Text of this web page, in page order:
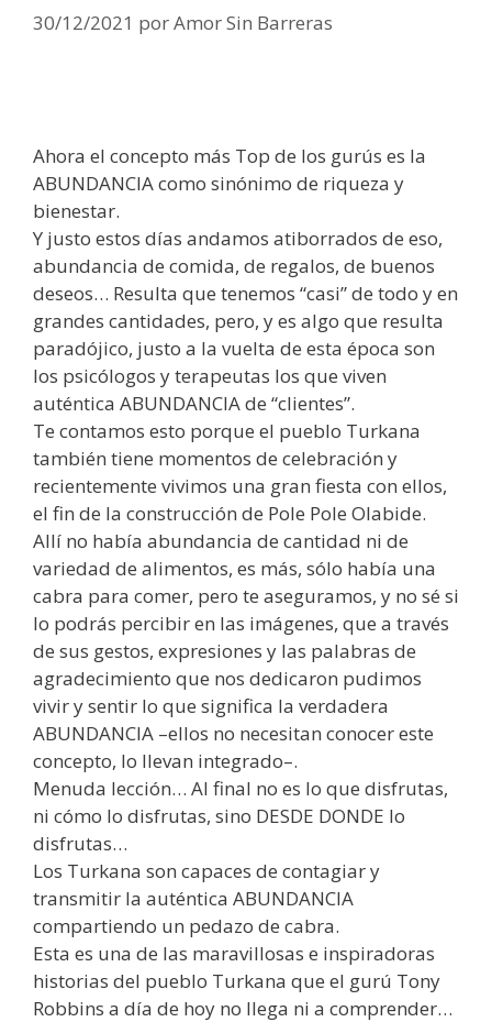
30/12/2021 porAmor Sin Barreras
Ahora el concepto más Top de los gurús es la
ABUNDANCIA como sinónimo de riqueza y
bienestar.
Y justo estos días andamos atiborrados de eso,
abundancia de comida, de regalos, de buenos
deseos… Resulta que tenemos “casi” de todo y en
grandes cantidades, pero, y es algo que resulta
paradójico, justo a la vuelta de esta época son
los psicólogos y terapeutas los que viven
auténtica ABUNDANCIA de “clientes”.
Te contamos esto porque el pueblo Turkana
también tiene momentos de celebración y
recientemente vivimos una gran fiesta con ellos,
el fin de la construcción de Pole Pole Olabide.
Allí no había abundancia de cantidad ni de
variedad de alimentos, es más, sólo había una
cabra para comer, pero te aseguramos, y no sé si
lo podrás percibir en las imágenes, que a través
de sus gestos, expresiones y las palabras de
agradecimiento que nos dedicaron pudimos
vivir y sentir lo que significa la verdadera
ABUNDANCIA –ellos no necesitan conocer este
concepto, lo llevan integrado–.
Menuda lección… Al final no es lo que disfrutas,
ni cómo lo disfrutas, sino DESDE DONDE lo
disfrutas…
Los Turkana son capaces de contagiar y
transmitir la auténtica ABUNDANCIA
compartiendo un pedazo de cabra.
Esta es una de las maravillosas e inspiradoras
historias del pueblo Turkana que el gurú Tony
Robbins a día de hoy no llega ni a comprender…